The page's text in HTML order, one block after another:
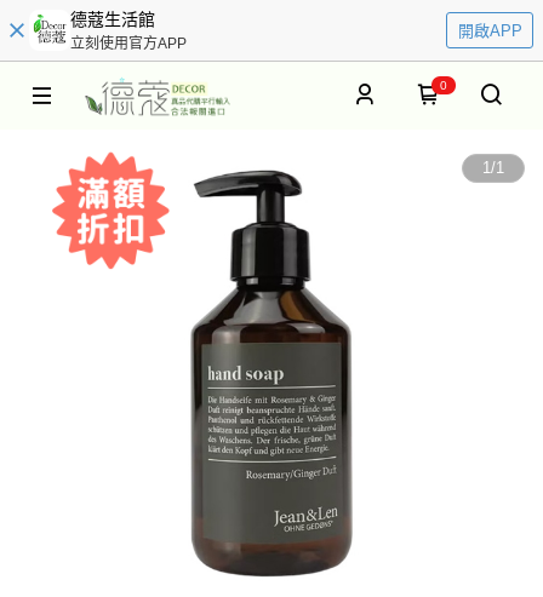
德蔻生活館
立刻使用官方APP
開啟APP
0
1/1